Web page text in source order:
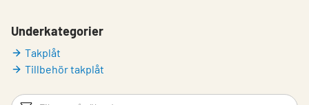
Underkategorier
Takplåt
Tillbehör takplåt